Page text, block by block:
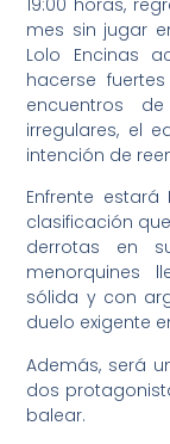
mes sin jugar
Lolo Encinas
hacerse
encuentros
irregulares, el
intención de
Enfrente
clasificación
derrotas en
menorquines
sólida y con
duelo exigente
Además, será
dos
balear.